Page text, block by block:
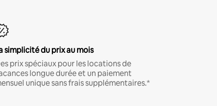
simplicité du prix au mois
prix spéciaux pour les locations de
longue durée et un paiement
unique sans frais supplémentaires.*